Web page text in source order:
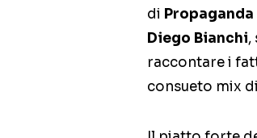
di Propaganda
Diego Bianchi,
raccontare i
consueto mix